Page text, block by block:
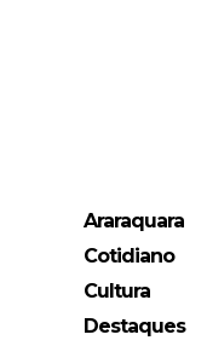
Araraquara
Cotidiano
Cultura
Destaques